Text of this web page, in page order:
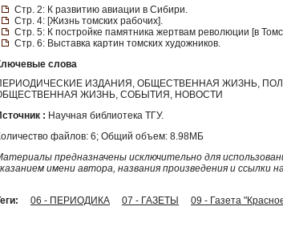
Стр. 2: К развитию авиации в Сибири.
Стр. 4: [Жизнь томских рабочих].
Стр. 5: К постройке памятника жертвам революции [в
Стр. 6: Выставка картин томских художников.
слова
ИЗДАНИЯ, ОБЩЕСТВЕННАЯ ЖИЗНЬ,
ЖИЗНЬ, СОБЫТИЯ, НОВОСТИ
: Научная библиотека ТГУ.
файлов: 6; Общий объем: 8.98МБ
предназначены исключительно для
имени автора, названия произведения и ссылки
06 - ПЕРИОДИКА 07 - ГАЗЕТЫ 09 - Газета